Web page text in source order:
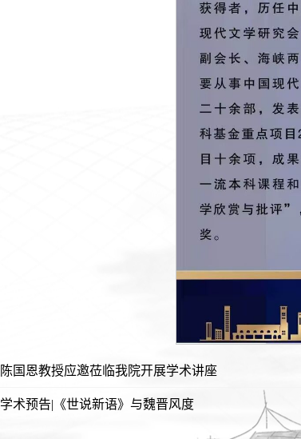
陈国恩教授应邀莅临我院开展学术讲座
学术预告|《世说新语》与魏晋风度